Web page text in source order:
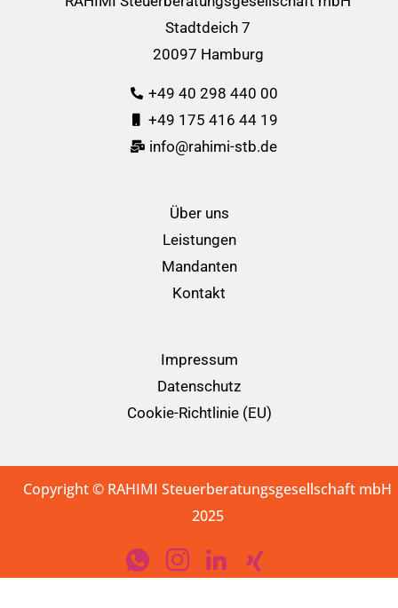
Stadtdeich 7
20097 Hamburg
+49 40 298 440 00
+49 175 416 44 19
info@rahimi-stb.de
Über uns
Leistungen
Mandanten
Kontakt
Impressum
Datenschutz
Cookie-Richtlinie (EU)
Copyright © RAHIMI Steuerberatungsgesellschaft mbH
2025